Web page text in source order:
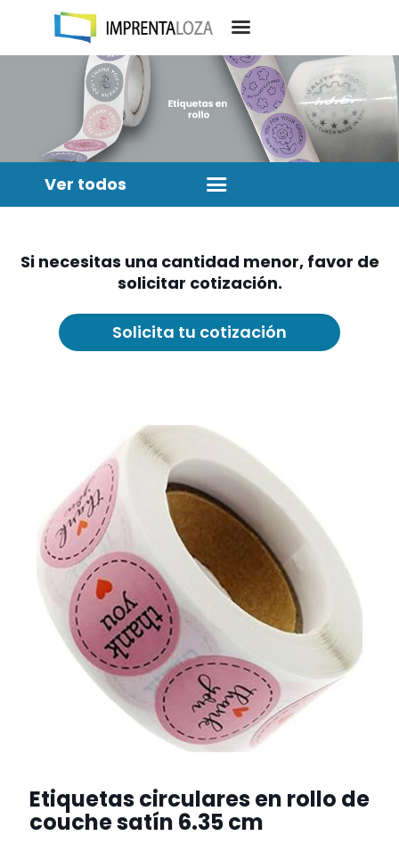
Ver todos
Si necesitas una cantidad menor, favor de
solicitar cotización.
Solicita tu cotización
Etiquetas circulares en rollo de
couche satín 6.35 cm